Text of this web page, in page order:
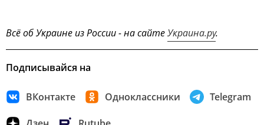
Всё об Украине из России - на сайтеУкраина.ру.
Подписывайся на
ВКонтакте Одноклассники Telegram